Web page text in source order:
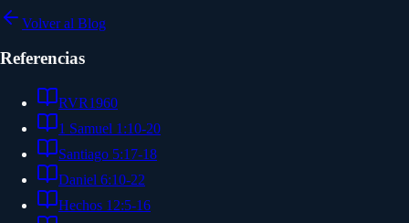
Volver al Blog
Referencias
RVR1960
1 Samuel 1:10-20
Santiago 5:17-18
Daniel 6:10-22
Hechos 12:5-16